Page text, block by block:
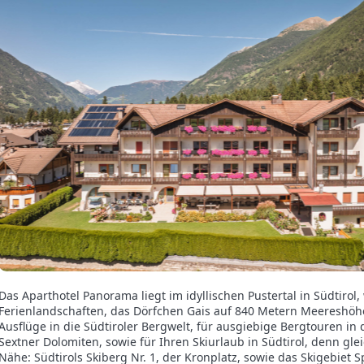
Aparthotel Panorama liegt im idyllischen Pustertal in
das Dörfchen Gais auf 840 Metern
in die Südtiroler Bergwelt, für ausgiebige Bergtouren
Dolomiten, sowie für Ihren Skiurlaub in Südtirol, denn
Südtirols Skiberg Nr. 1, der Kronplatz, sowie das Skigebiet